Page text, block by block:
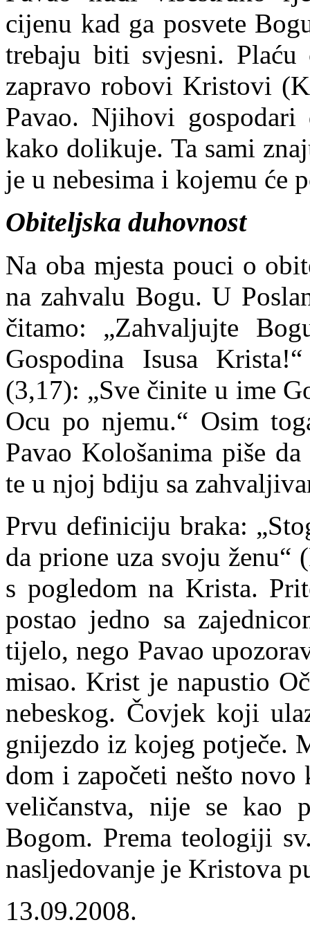
cijenu kad ga posvete
trebaju biti svjesni.
zapravo robovi Kristovi (
Pavao. Njihovi
kako dolikuje. Ta sami
je u nebesima i kojemu će
Obiteljska duhovnost
Na oba mjesta pouci o
na zahvalu Bogu. U
čitamo: „Zahvaljujte
Gospodina Isusa
(3,17): „Sve činite u ime
Ocu po njemu.“ Osim
Pavao Kološanima piše
te u njoj bdiju sa
Prvu definiciju braka:
da prione uza svoju ženu“
s pogledom na Krista.
postao jedno sa
tijelo, nego Pavao
misao. Krist je napustio
nebeskog. Čovjek koji
gnijezdo iz kojeg potječe.
dom i započeti nešto novo
veličanstva, nije se kao
Bogom. Prema teologiji
nasljedovanje je Kristova
13.09.2008.